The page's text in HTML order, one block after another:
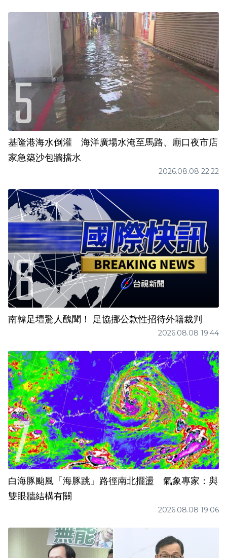
基隆港海水倒灌 海洋廣場水淹至馬路、廟口夜市店
家急築沙包牆擋水
2026.08.08 22:22
南韓足壇驚人醜聞！ 足協挪公款性招待外籍裁判
2026.08.08 19:44
白海豚颱風「海豚跳」路徑南北擺盪 氣象專家：與
雙眼牆結構有關
2026.08.08 19:06